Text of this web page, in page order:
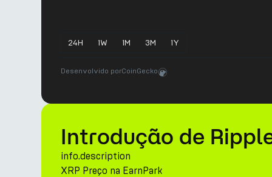
24H 1W 1M 3M 1Y
Desenvolvido porCoinGecko
Introdução de
info.description
XRP Preço na EarnPark